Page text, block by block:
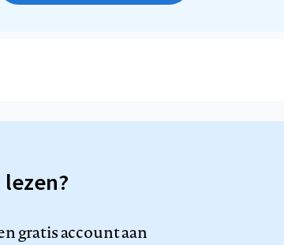
gratis account aan